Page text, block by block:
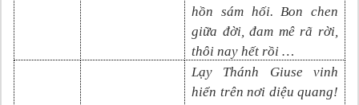
hồn sám hối. Bon chen
giữa đời, đam mê rã rời,
thôi nay hết rồi …
Lạy Thánh Giuse vinh
hiển trên nơi diệu quang!